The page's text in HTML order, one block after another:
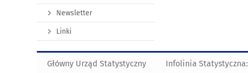
Newsletter
Linki
Główny Urząd Statystyczny Infolinia Statystyczna: